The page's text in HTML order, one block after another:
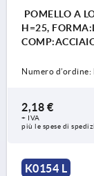
POMELLO A
H=25,
Numero d’ordine:
2,18 €
+ IVA
più le spese di
K0154 L